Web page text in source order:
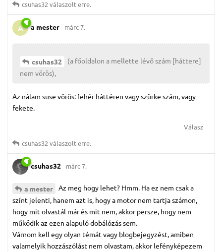
csuhas32 válaszolt erre.
A a mester márc 7.
csuhas32
(a főoldalon a mellette lévő szám [háttere]
nem vörös),
Az nálam suse vörös: fehér háttéren vagy szürke szám, vagy
fekete.
Válasz
csuhas32 válaszolt erre.
csuhas32 márc 7.
a mester
Az meg hogy lehet? Hmm. Ha ez nem csak a
színt jelenti, hanem azt is, hogy a motor nem tartja számon,
hogy mit olvastál már és mit nem, akkor persze, hogy nem
működik az ezen alapuló dobálózás sem.
Várnom kell egy olyan témát vagy blogbejegyzést, amiben
valamelyik hozzászólást nem olvastam, akkor lefényképezem